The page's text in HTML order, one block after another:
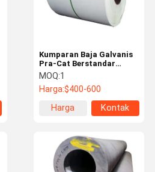
Kumparan Baja Galvanis
Pra-Cat Berstandar
KS/JIS Grade DX51D
Warna RAL yang
Disesuaikan untuk
Pembengkokan &
Pengelasan
MOQ:1
Harga:$400-600
Harga
Kontak